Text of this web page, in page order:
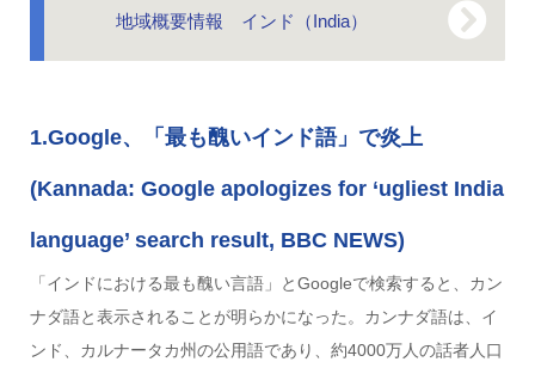
地域概要情報 インド（India）
1.Google、「最も醜いインド語」で炎上
(Kannada: Google apologizes for ‘ugliest India
language’ search result, BBC NEWS)
「インドにおける最も醜い言語」とGoogleで検索すると、カン
ナダ語と表示されることが明らかになった。カンナダ語は、イ
ンド、カルナータカ州の公用語であり、約4000万人の話者人口